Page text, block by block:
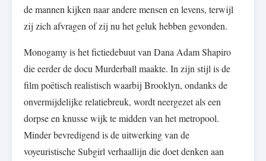
de mannen kijken naar andere mensen en levens, terwijl
zij zich afvragen of zij nu het geluk hebben gevonden.
Monogamy is het fictiedebuut van Dana Adam Shapiro
die eerder de docu Murderball maakte. In zijn stijl is de
film poëtisch realistisch waarbij Brooklyn, ondanks de
onvermijdelijke relatiebreuk, wordt neergezet als een
dorpse en knusse wijk te midden van het metropool.
Minder bevredigend is de uitwerking van de
voyeuristische Subgirl verhaallijn die doet denken aan